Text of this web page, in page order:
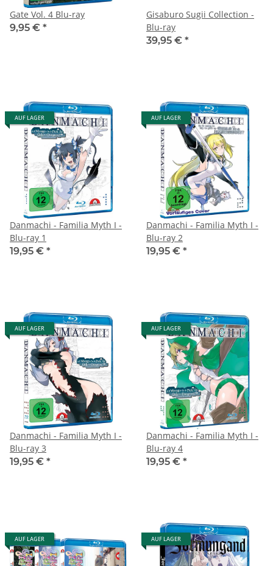
Gate Vol. 4 Blu-ray
9,95 € *
Gisaburo Sugii Collection -
Blu-ray
39,95 € *
AUF LAGER
Danmachi - Familia Myth I -
Blu-ray 1
19,95 € *
AUF LAGER
Danmachi - Familia Myth I -
Blu-ray 2
19,95 € *
AUF LAGER
Danmachi - Familia Myth I -
Blu-ray 3
19,95 € *
AUF LAGER
Danmachi - Familia Myth I -
Blu-ray 4
19,95 € *
AUF LAGER AUF LAGER